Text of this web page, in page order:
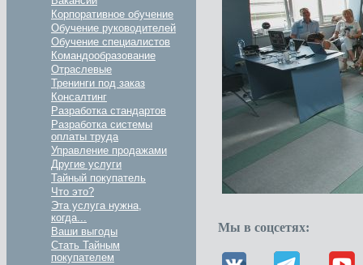
Корпоративное обучение
Обучение руководителей
Обучение специалистов
Командообразование
Отраслевые
Тренинги под заказ
Консалтинг
Разработка стандартов
Разработка системы
оплаты труда
Управление продажами
Другие услуги
Тайный покупатель
Что это?
Эта услуга нужна,
когда...
Ваши выгоды
Стать Тайным
покупателем
Мы в соцсетях: